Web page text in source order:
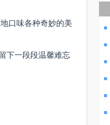
口味各种奇妙的美
下一段段温馨难忘